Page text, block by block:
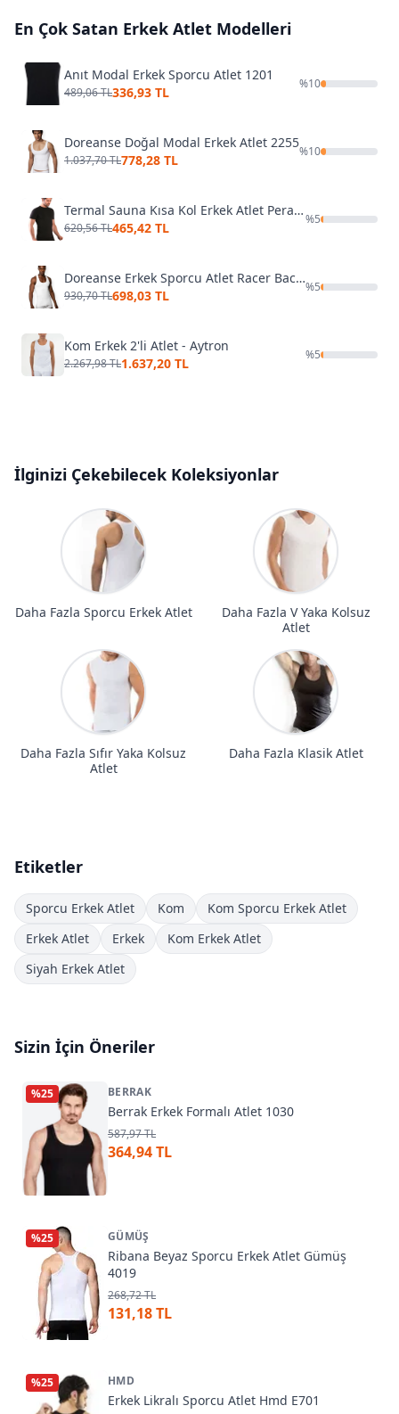
En Çok Satan Erkek Atlet Modelleri
Anıt Modal Erkek Sporcu Atlet 1201
489,06 TL336,93 TL
%10
Doreanse Doğal Modal Erkek Atlet 2255
1.037,70 TL778,28 TL
%10
Termal Sauna Kısa Kol Erkek Atlet Pera Fitol 9053
620,56 TL465,42 TL
%5
Doreanse Erkek Sporcu Atlet Racer Back Vest 2230
930,70 TL698,03 TL
%5
Kom Erkek 2'li Atlet - Aytron
2.267,98 TL1.637,20 TL
%5
İlginizi Çekebilecek Koleksiyonlar
Daha Fazla Sporcu Erkek Atlet
Daha Fazla V Yaka Kolsuz
Atlet
Daha Fazla Sıfır Yaka Kolsuz
Atlet
Daha Fazla Klasik Atlet
Etiketler
Sporcu Erkek Atlet Kom
Kom Sporcu Erkek Atlet
Erkek Atlet
Erkek
Kom Erkek Atlet
Siyah Erkek Atlet
Sizin İçin Öneriler
%25 BERRAK
Berrak Erkek Formalı Atlet 1030
587,97 TL
364,94 TL
%25 GÜMÜŞ
Ribana Beyaz Sporcu Erkek Atlet Gümüş
4019
268,72 TL
131,18 TL
%25 HMD
Erkek Likralı Sporcu Atlet Hmd E701